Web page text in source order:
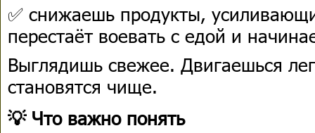
✅ снижаешь продукты,
перестаёт воевать с едой и
Выглядишь свежее. Двигаешься
становятся чище.
💡 Что важно понять